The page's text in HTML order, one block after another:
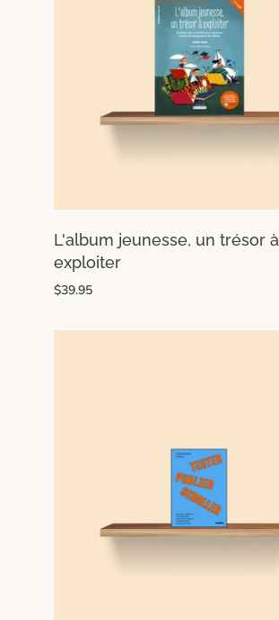
L'album jeunesse, un trésor à
exploiter
$39.95